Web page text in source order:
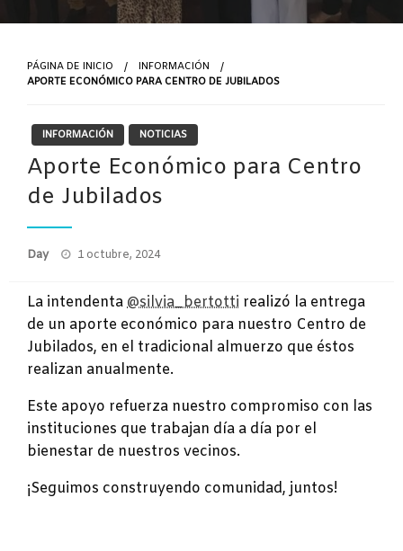
PÁGINA DE INICIO
INFORMACIÓN
APORTE ECONÓMICO PARA CENTRO DE JUBILADOS
INFORMACIÓN NOTICIAS
Aporte Económico para Centro
de Jubilados
Day
Publicado
1 octubre, 2024
La intendenta@silvia_bertotti realizó la entrega
de un aporte económico para nuestro Centro de
Jubilados, en el tradicional almuerzo que éstos
realizan anualmente.
Este apoyo refuerza nuestro compromiso con las
instituciones que trabajan día a día por el
bienestar de nuestros vecinos.
¡Seguimos construyendo comunidad, juntos!